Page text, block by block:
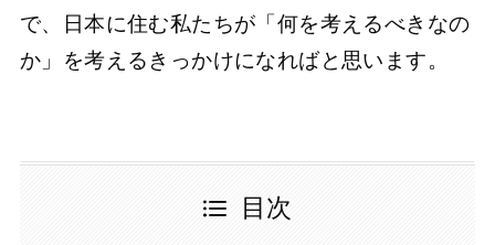
で、日本に住む私たちが「何を考えるべきなの
か」を考えるきっかけになればと思います。
目次